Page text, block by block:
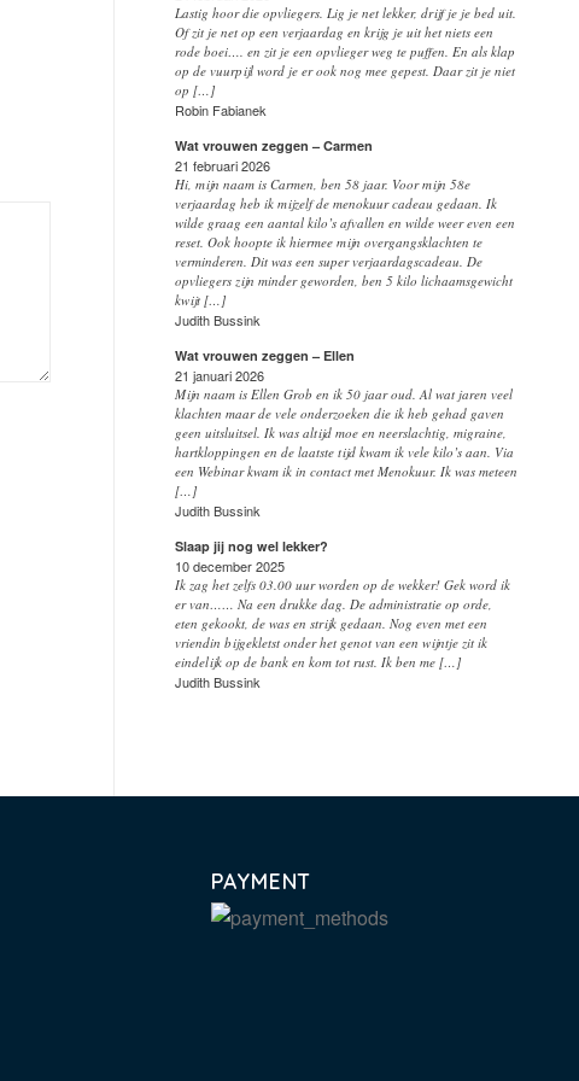
Lastig hoor die opvliegers. Lig je net lekker, drijf je je bed uit.
Of zit je net op een verjaardag en krijg je uit het niets een
rode boei…. en zit je een opvlieger weg te puffen. En als klap
op de vuurpijl word je er ook nog mee gepest. Daar zit je niet
op […]
Robin Fabianek
Wat vrouwen zeggen – Carmen
21 februari 2026
Hi, mijn naam is Carmen, ben 58 jaar. Voor mijn 58e
verjaardag heb ik mijzelf de menokuur cadeau gedaan. Ik
wilde graag een aantal kilo’s afvallen en wilde weer even een
reset. Ook hoopte ik hiermee mijn overgangsklachten te
verminderen. Dit was een super verjaardagscadeau. De
opvliegers zijn minder geworden, ben 5 kilo lichaamsgewicht
kwijt […]
Judith Bussink
Wat vrouwen zeggen – Ellen
21 januari 2026
Mijn naam is Ellen Grob en ik 50 jaar oud. Al wat jaren veel
klachten maar de vele onderzoeken die ik heb gehad gaven
geen uitsluitsel. Ik was altijd moe en neerslachtig, migraine,
hartkloppingen en de laatste tijd kwam ik vele kilo’s aan. Via
een Webinar kwam ik in contact met Menokuur. Ik was meteen
[…]
Judith Bussink
Slaap jij nog wel lekker?
10 december 2025
Ik zag het zelfs 03.00 uur worden op de wekker! Gek word ik
er van…… Na een drukke dag. De administratie op orde,
eten gekookt, de was en strijk gedaan. Nog even met een
vriendin bijgekletst onder het genot van een wijntje zit ik
eindelijk op de bank en kom tot rust. Ik ben me […]
Judith Bussink
PAYMENT